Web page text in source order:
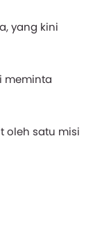
yang kini
meminta
oleh satu misi